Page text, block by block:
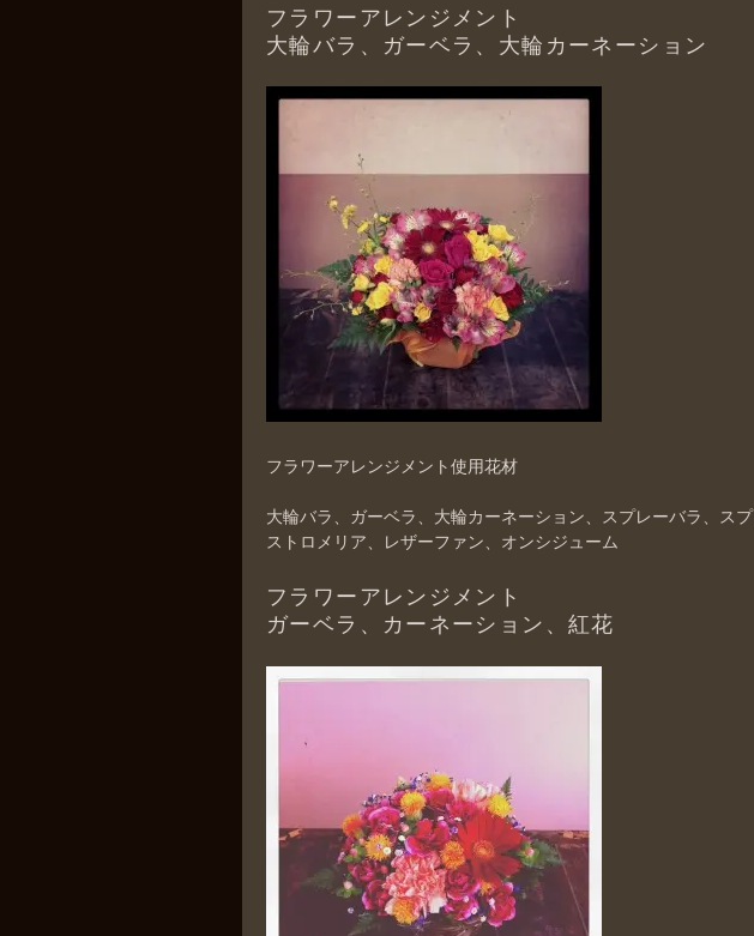
フラワーアレンジメント
大輪バラ、ガーベラ、大輪カーネーション
フラワーアレンジメント使用花材
大輪バラ、ガーベラ、大輪カーネーション、スプレーバラ、ス
ストロメリア、レザーファン、オンシジューム
フラワーアレンジメント
ガーベラ、カーネーション、紅花